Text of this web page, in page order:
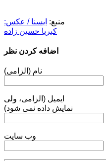
منبع: ایسنا / عکس:
کبریا حسین زاده
اضافه کردن نظر
نام (الزامی)
ایمیل (الزامی، ولی
نمایش داده نمی شود)
وب سایت